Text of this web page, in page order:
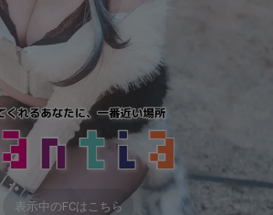
表示中のFCはこちら